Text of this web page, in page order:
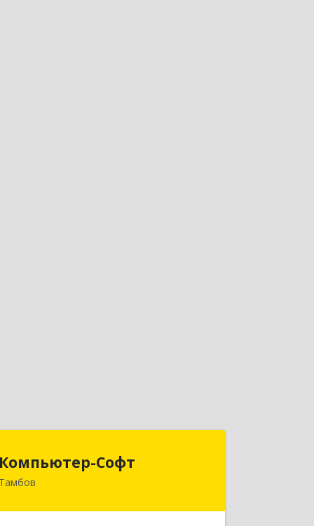
Компьютер-Софт
Тамбов
Компьютер-Софт
392000, Тамбовская обл, Тамбов г,